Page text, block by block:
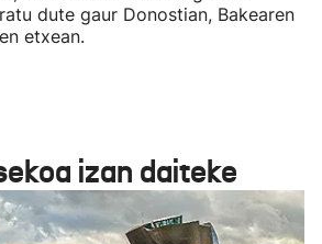
dute gaur Donostian, Bakearen
etxean.
izan daiteke